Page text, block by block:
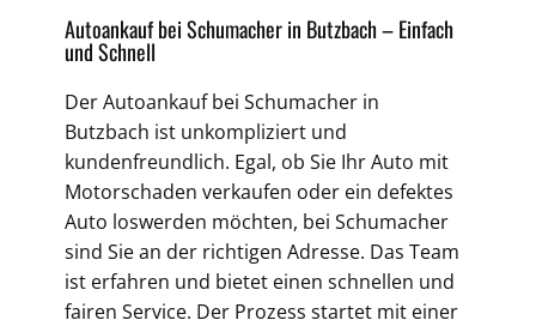
Autoankauf bei Schumacher in Butzbach – Einfach
und Schnell
Der Autoankauf bei Schumacher in
Butzbach ist unkompliziert und
kundenfreundlich. Egal, ob Sie Ihr Auto mit
Motorschaden verkaufen oder ein defektes
Auto loswerden möchten, bei Schumacher
sind Sie an der richtigen Adresse. Das Team
ist erfahren und bietet einen schnellen und
fairen Service. Der Prozess startet mit einer